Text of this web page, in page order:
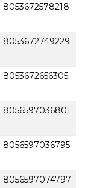
8053672578218
8053672749229
8053672656305
8056597036801
8056597036795
8056597074797